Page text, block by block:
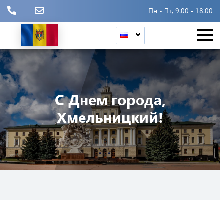
Пн - Пт, 9.00 - 18.00
С Днем города,
Хмельницкий!